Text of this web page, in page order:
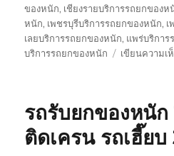
ของหนัก, เชียงรายบริการรถยกของห
หนัก, เพชรบุรีบริการรถยกของหนัก,
เลยบริการรถยกของหนัก, แพร่บริการ
บริการรถยกของหนัก
เขียนความเ
รถรับยกของหนัก
ติดเครน รถเฮี๊ย